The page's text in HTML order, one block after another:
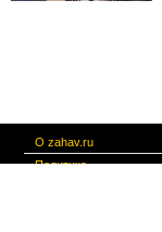
О zahav.ru
Политика